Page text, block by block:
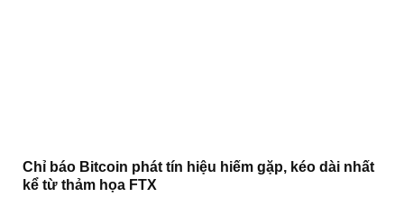
Chỉ báo Bitcoin phát tín hiệu hiếm gặp, kéo dài nhất
kể từ thảm họa FTX